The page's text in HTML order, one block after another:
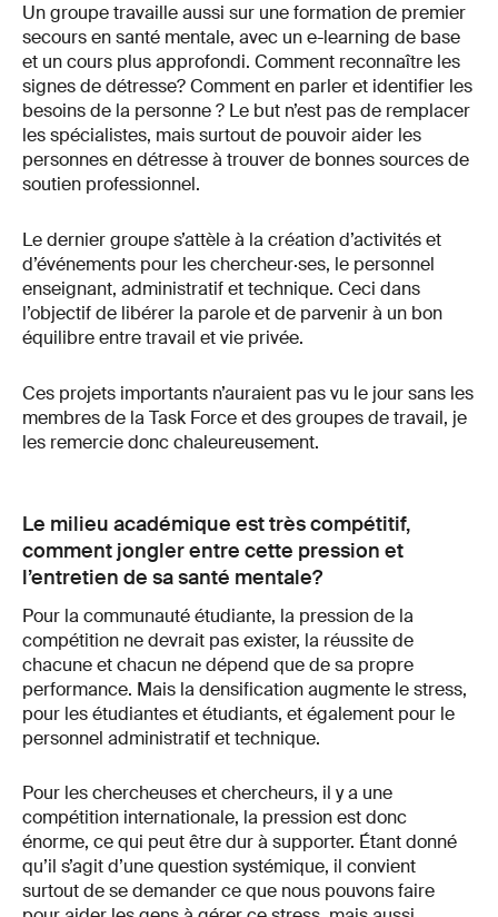
Un groupe travaille aussi sur une formation de premier
secours en santé mentale, avec un e-learning de base
et un cours plus approfondi. Comment reconnaître les
signes de détresse? Comment en parler et identifier les
besoins de la personne ? Le but n’est pas de remplacer
les spécialistes, mais surtout de pouvoir aider les
personnes en détresse à trouver de bonnes sources de
soutien professionnel.
Le dernier groupe s’attèle à la création d’activités et
d’événements pour les chercheur·ses, le personnel
enseignant, administratif et technique. Ceci dans
l’objectif de libérer la parole et de parvenir à un bon
équilibre entre travail et vie privée.
Ces projets importants n’auraient pas vu le jour sans les
membres de la Task Force et des groupes de travail, je
les remercie donc chaleureusement.
Le milieu académique est très compétitif,
comment jongler entre cette pression et
l’entretien de sa santé mentale?
Pour la communauté étudiante, la pression de la
compétition ne devrait pas exister, la réussite de
chacune et chacun ne dépend que de sa propre
performance. Mais la densification augmente le stress,
pour les étudiantes et étudiants, et également pour le
personnel administratif et technique.
Pour les chercheuses et chercheurs, il y a une
compétition internationale, la pression est donc
énorme, ce qui peut être dur à supporter. Étant donné
qu’il s’agit d’une question systémique, il convient
surtout de se demander ce que nous pouvons faire